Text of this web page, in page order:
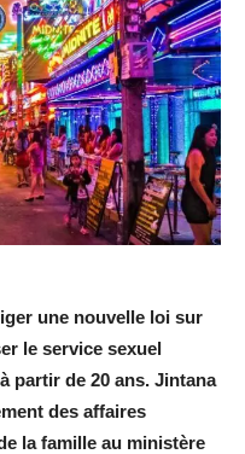
une nouvelle loi sur
le service sexuel
partir de 20 ans. Jintana
des affaires
la famille au ministère